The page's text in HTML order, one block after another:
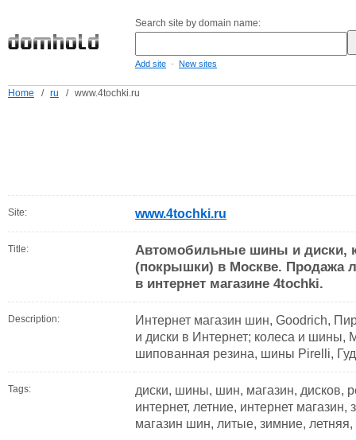
Search site by domain name:
Add site - New sites
Home / ru / www.4tochki.ru
Site: www.4tochki.ru
Title:
Автомобильные шины и диски,
(покрышки) в Москве. Продажа
в интернет магазине 4tochki.
Description:
Интернет магазин шин, Goodrich,
и диски в Интернет; колеса и шины,
шипованная резина, шины Pirelli,
Tags:
диски, шины, шин, магазин, дисков,
интернет, летние, интернет
магазин шин, литые, зимние,